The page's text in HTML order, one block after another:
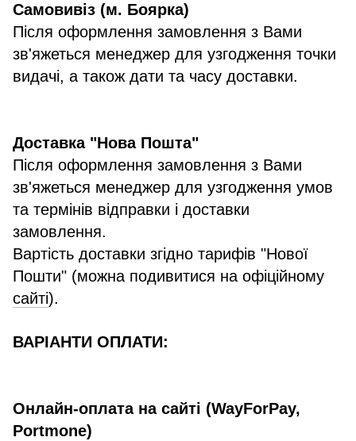
Самовивіз (м. Боярка)
Після оформлення замовлення з Вами
зв'яжеться менеджер для узгодження точки
видачі, а також дати та часу доставки.
Доставка "Нова Пошта"
Після оформлення замовлення з Вами
зв'яжеться менеджер для узгодження умов
та термінів відправки і доставки
замовлення.
Вартість доставки згідно тарифів "Нової
Пошти" (можна подивитися на офіційному
сайті).
ВАРІАНТИ ОПЛАТИ:
Онлайн-оплата на сайті (WayForPay,
Portmone)